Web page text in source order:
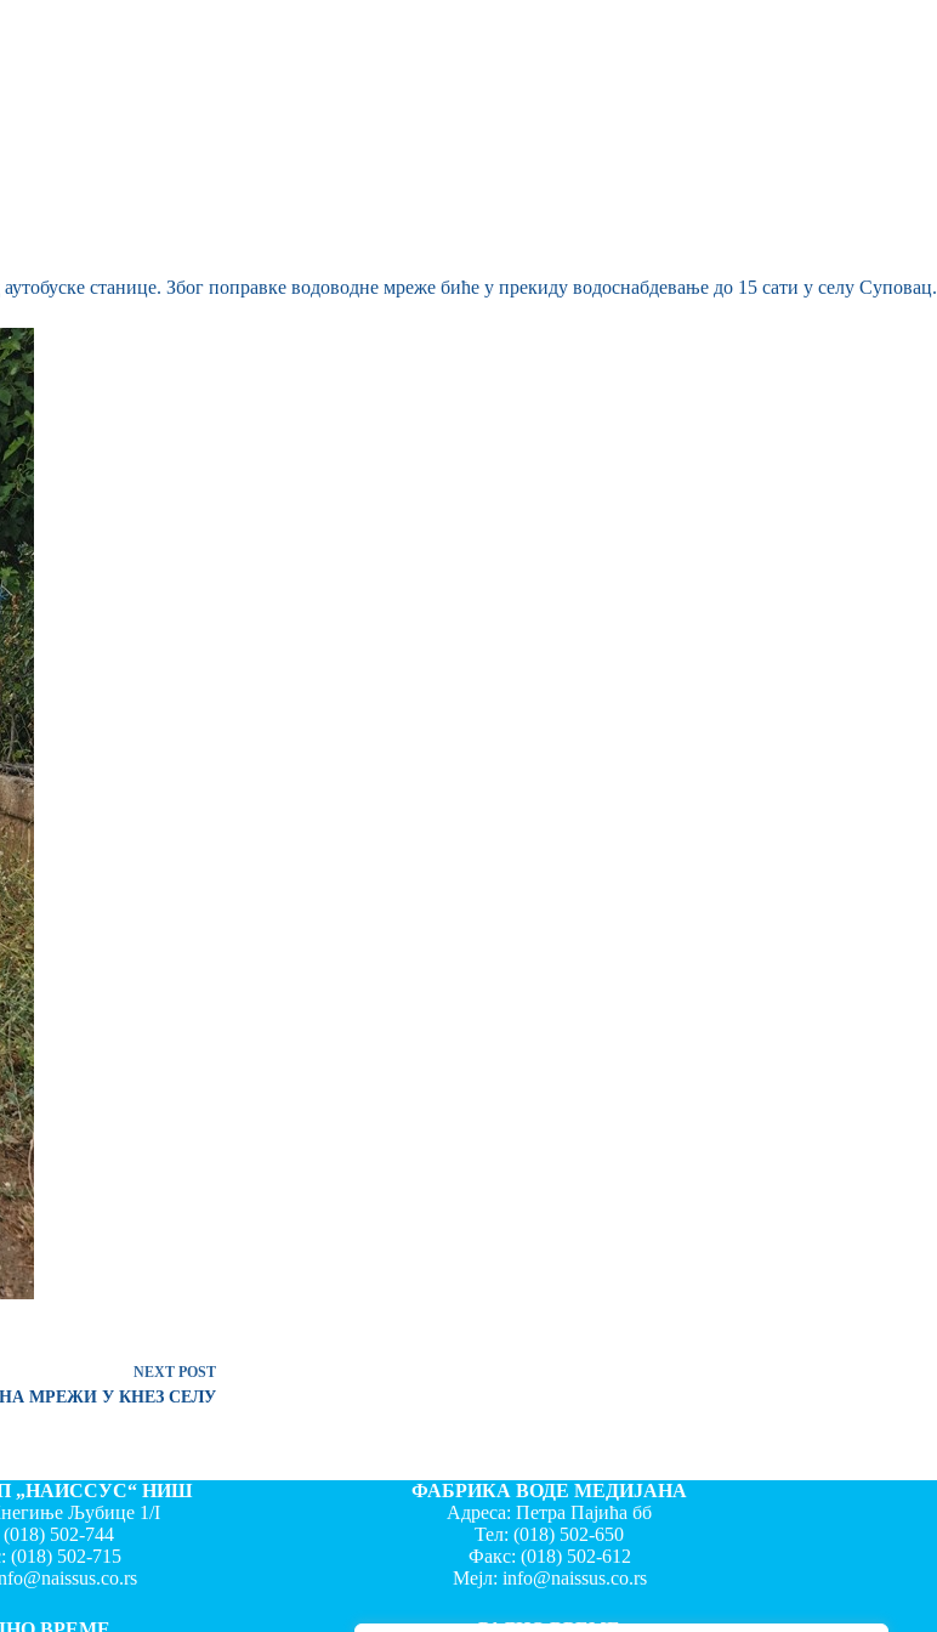
станице. Због поправке водоводне мреже биће у прекиду водоснабдевање до 15 сати у селу Суповац.
NEXT POST
МРЕЖИ У КНЕЗ СЕЛУ
„НАИССУС“ НИШ
Љубице 1/I
(018) 502-744
(018) 502-715
ФАБРИКА ВОДЕ МЕДИЈАНА
Адреса: Петра Пајића бб
Тел:(018) 502-650
Факс: (018) 502-612
Мејл: info@naissus.co.rs